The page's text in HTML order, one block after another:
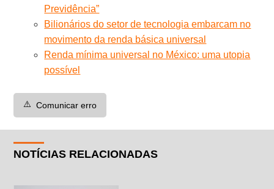
Previdência”
Bilionários do setor de tecnologia embarcam no
movimento da renda básica universal
Renda mínima universal no México: uma utopia
possível
⚠️ Comunicar erro
NOTÍCIAS RELACIONADAS